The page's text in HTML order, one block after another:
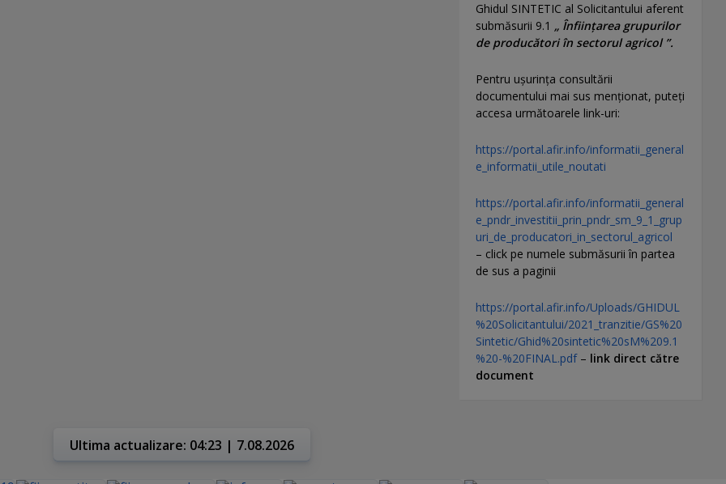
Ghidul SINTETIC al Solicitantului aferent
submăsurii 9.1 „ Înființarea grupurilor
de producători în sectorul agricol ”.
Pentru uşurinţa consultării
documentului mai sus menţionat, puteţi
accesa următoarele link-uri:
https://portal.afir.info/informatii_general
e_informatii_utile_noutati
https://portal.afir.info/informatii_general
e_pndr_investitii_prin_pndr_sm_9_1_grup
uri_de_producatori_in_sectorul_agricol
– click pe numele submăsurii în partea
de sus a paginii
https://portal.afir.info/Uploads/GHIDUL
%20Solicitantului/2021_tranzitie/GS%20
Sintetic/Ghid%20sintetic%20sM%209.1
%20-%20FINAL.pdf– link direct către
document
Ultima actualizare: 04:23 | 7.08.2026